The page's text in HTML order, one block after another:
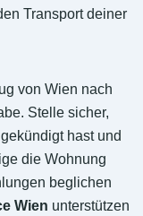
Transport deiner
von Wien nach
Stelle sicher,
hast und
die Wohnung
beglichen
Wien unterstützen